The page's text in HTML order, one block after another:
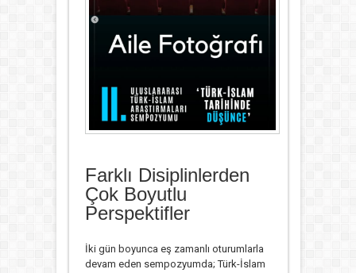
Farklı Disiplinlerden
Çok Boyutlu
Perspektifler
İki gün boyunca eş zamanlı oturumlarla
devam eden sempozyumda; Türk-İslam